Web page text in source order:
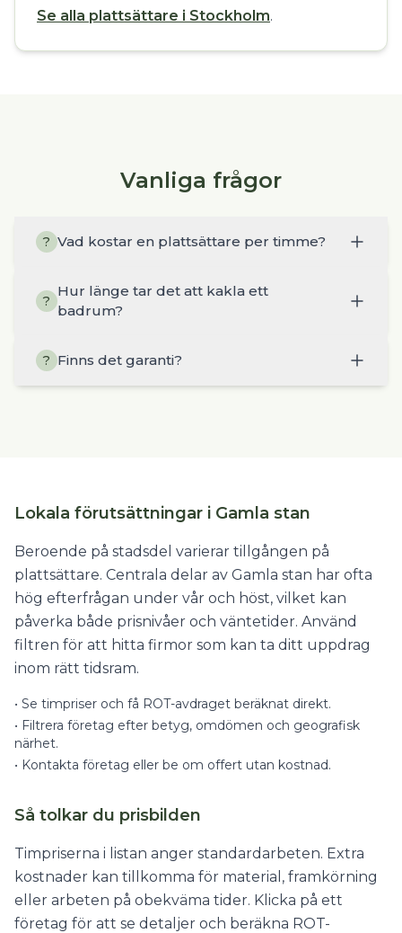
Se alla plattsättare i Stockholm.
Vanliga frågor
? Vad kostar en plattsättare per timme?
?
Hur länge tar det att kakla ett
badrum?
? Finns det garanti?
Lokala förutsättningar i Gamla stan
Beroende på stadsdel varierar tillgången på
plattsättare. Centrala delar av Gamla stan har ofta
hög efterfrågan under vår och höst, vilket kan
påverka både prisnivåer och väntetider. Använd
filtren för att hitta firmor som kan ta ditt uppdrag
inom rätt tidsram.
• Se timpriser och få ROT-avdraget beräknat direkt.
• Filtrera företag efter betyg, omdömen och geografisk
närhet.
• Kontakta företag eller be om offert utan kostnad.
Så tolkar du prisbilden
Timpriserna i listan anger standardarbeten. Extra
kostnader kan tillkomma för material, framkörning
eller arbeten på obekväma tider. Klicka på ett
företag för att se detaljer och beräkna ROT-